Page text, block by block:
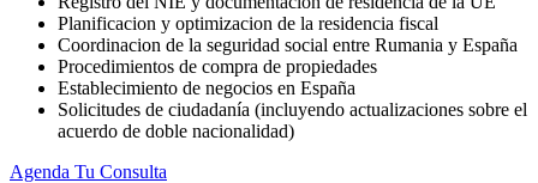
Planificacion y optimizacion de la residencia fiscal
Coordinacion de la seguridad social entre Rumania y España
Procedimientos de compra de propiedades
Establecimiento de negocios en España
Solicitudes de ciudadanía (incluyendo actualizaciones sobre el
acuerdo de doble nacionalidad)
Agenda Tu Consulta